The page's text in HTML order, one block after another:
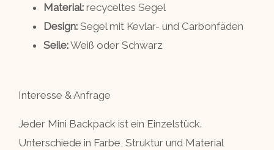
Material: recyceltes Segel
Design: Segel mit Kevlar- und Carbonfäden
Seile:Weiß oder Schwarz
Interesse & Anfrage
Jeder Mini Backpack ist ein Einzelstück.
Unterschiede in Farbe, Struktur und Material